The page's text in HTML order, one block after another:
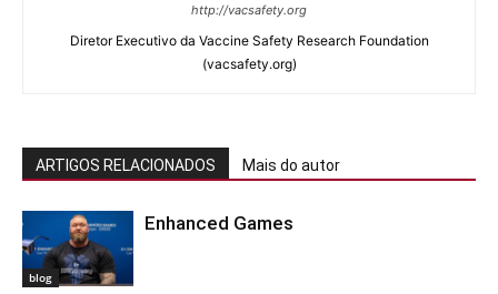
http://vacsafety.org
Diretor Executivo da Vaccine Safety Research Foundation
(vacsafety.org)
ARTIGOS RELACIONADOS Mais do autor
blog
Enhanced Games